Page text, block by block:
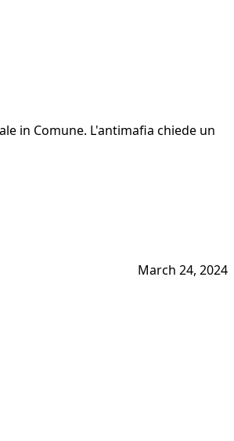
in Comune. L'antimafia chiede un
March 24, 2024